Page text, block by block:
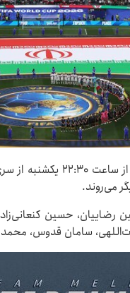
می‌روند.
رضاییان، حسین
سامان قدوس،